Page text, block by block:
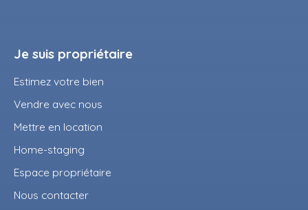
Je suis propriétaire
Estimez votre bien
Vendre avec nous
Mettre en location
Home-staging
Espace propriétaire
Nous contacter